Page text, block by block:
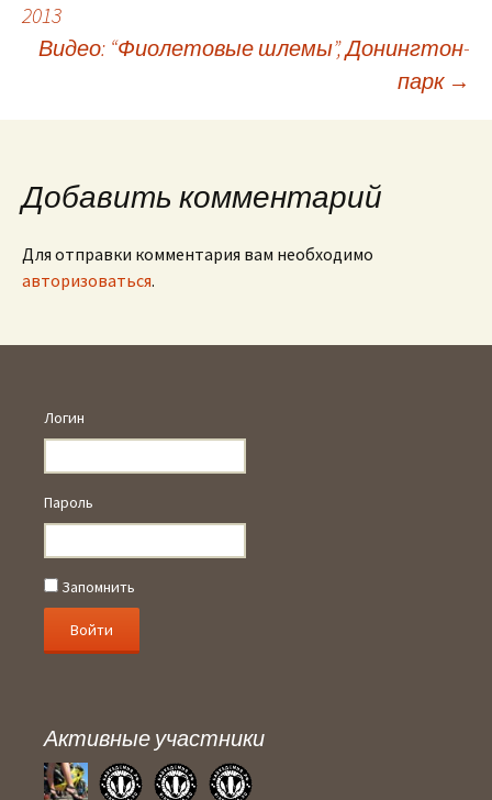
Навигация
по
записям
2013
Видео: “Фиолетовые шлемы”, Донингтон-
парк →
Добавить комментарий
Для отправки комментария вам необходимо
авторизоваться.
Логин
Пароль
Запомнить
Активные участники